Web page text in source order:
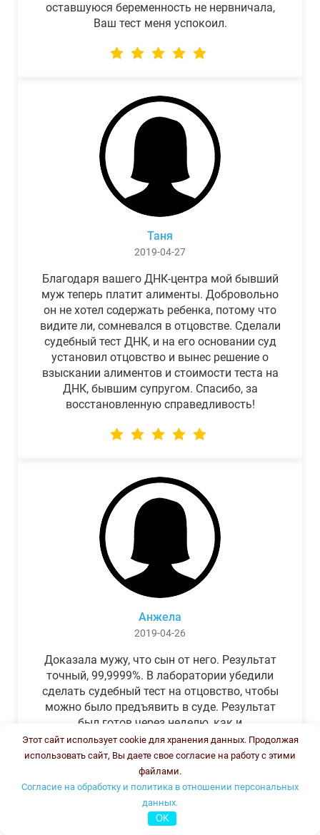
оставшуюся беременность не нервничала,
Ваш тест меня успокоил.
Таня
2019-04-27
Благодаря вашего ДНК-центра мой бывший
муж теперь платит алименты. Добровольно
он не хотел содержать ребенка, потому что
видите ли, сомневался в отцовстве. Сделали
судебный тест ДНК, и на его основании суд
установил отцовство и вынес решение о
взыскании алиментов и стоимости теста на
ДНК, бывшим супругом. Спасибо, за
восстановленную справедливость!
Анжела
2019-04-26
Доказала мужу, что сын от него. Результат
точный, 99,9999%. В лаборатории убедили
сделать судебный тест на отцовство, чтобы
можно было предъявить в суде. Результат
был готов через неделю, как и
обещали.Теперь муж бегает и извиняется.
Этот сайт использует cookie для хранения данных. Продолжая
использовать сайт, Вы даете свое согласие на работу с этими
файлами.
Согласие на обработку и политика в отношении персональных
данных.
OK